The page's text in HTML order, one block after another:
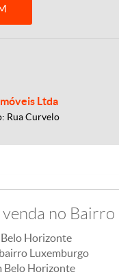
Ltda
Rua Curvelo
no Bairro
Horizonte
Luxemburgo
Belo Horizonte